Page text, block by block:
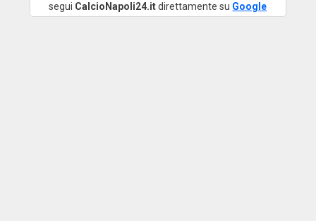
segui CalcioNapoli24.itdirettamente su Google